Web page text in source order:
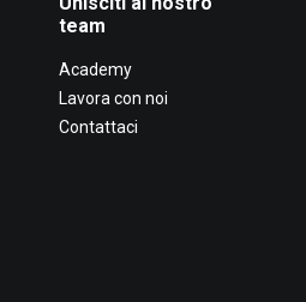
team
Academy
Lavora con noi
Contattaci